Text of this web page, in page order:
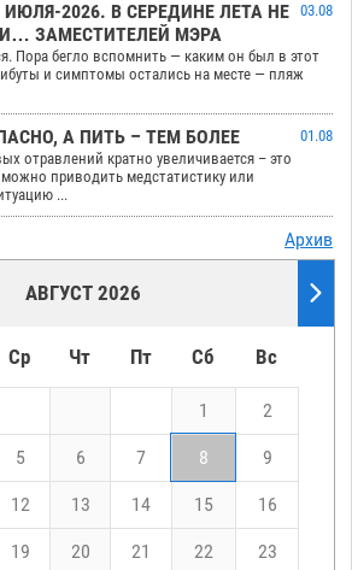
2026. В СЕРЕДИНЕ ЛЕТА НЕ
ЗАМЕСТИТЕЛЕЙ МЭРА
03.08
Пора бегло вспомнить — каким он был в этот
и симптомы остались на месте — пляж
А ПИТЬ – ТЕМ БОЛЕЕ
01.08
отравлений кратно увеличивается – это
приводить медстатистику или
...
Архив
АВГУСТ 2026
Ср Чт Пт Сб Вс
1 2
5 6 7 8 9
12 13 14 15 16
19 20 21 22 23